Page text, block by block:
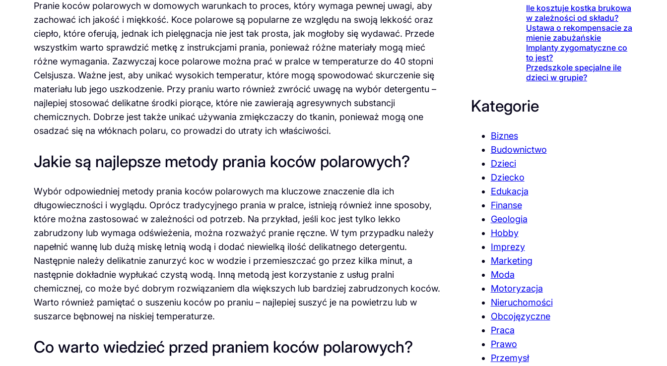
Pranie koców polarowych w domowych warunkach to proces, który wymaga pewnej uwagi, aby
zachować ich jakość i miękkość. Koce polarowe są popularne ze względu na swoją lekkość oraz
ciepło, które oferują, jednak ich pielęgnacja nie jest tak prosta, jak mogłoby się wydawać. Przede
wszystkim warto sprawdzić metkę z instrukcjami prania, ponieważ różne materiały mogą mieć
różne wymagania. Zazwyczaj koce polarowe można prać w pralce w temperaturze do 40 stopni
Celsjusza. Ważne jest, aby unikać wysokich temperatur, które mogą spowodować skurczenie się
materiału lub jego uszkodzenie. Przy praniu warto również zwrócić uwagę na wybór detergentu –
najlepiej stosować delikatne środki piorące, które nie zawierają agresywnych substancji
chemicznych. Dobrze jest także unikać używania zmiękczaczy do tkanin, ponieważ mogą one
osadzać się na włóknach polaru, co prowadzi do utraty ich właściwości.
Jakie są najlepsze metody prania koców polarowych?
Wybór odpowiedniej metody prania koców polarowych ma kluczowe znaczenie dla ich
długowieczności i wyglądu. Oprócz tradycyjnego prania w pralce, istnieją również inne sposoby,
które można zastosować w zależności od potrzeb. Na przykład, jeśli koc jest tylko lekko
zabrudzony lub wymaga odświeżenia, można rozważyć pranie ręczne. W tym przypadku należy
napełnić wannę lub dużą miskę letnią wodą i dodać niewielką ilość delikatnego detergentu.
Następnie należy delikatnie zanurzyć koc w wodzie i przemieszczać go przez kilka minut, a
następnie dokładnie wypłukać czystą wodą. Inną metodą jest korzystanie z usług pralni
chemicznej, co może być dobrym rozwiązaniem dla większych lub bardziej zabrudzonych koców.
Warto również pamiętać o suszeniu koców po praniu – najlepiej suszyć je na powietrzu lub w
suszarce bębnowej na niskiej temperaturze.
Co warto wiedzieć przed praniem koców polarowych?
Ile kosztuje kostka brukowa
w zależności od składu?
Ustawa o rekompensacie za
mienie zabużańskie
Implanty zygomatyczne co
to jest?
Przedszkole specjalne ile
dzieci w grupie?
Kategorie
Biznes
Budownictwo
Dzieci
Dziecko
Edukacja
Finanse
Geologia
Hobby
Imprezy
Marketing
Moda
Motoryzacja
Nieruchomości
Obcojęzyczne
Praca
Prawo
Przemysł